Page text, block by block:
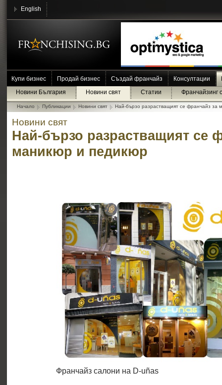
English
Купи бизнес Продай бизнес Създай франчайз Консултации
Новини България
Новини свят Статии Франчайзинг
Начало Публикации Новини свят Най-бързо разрастващият се франчайз за
Новини свят
Най-бързо разрастващият се
маникюр и педикюр
Франчайз салони на D-uñas